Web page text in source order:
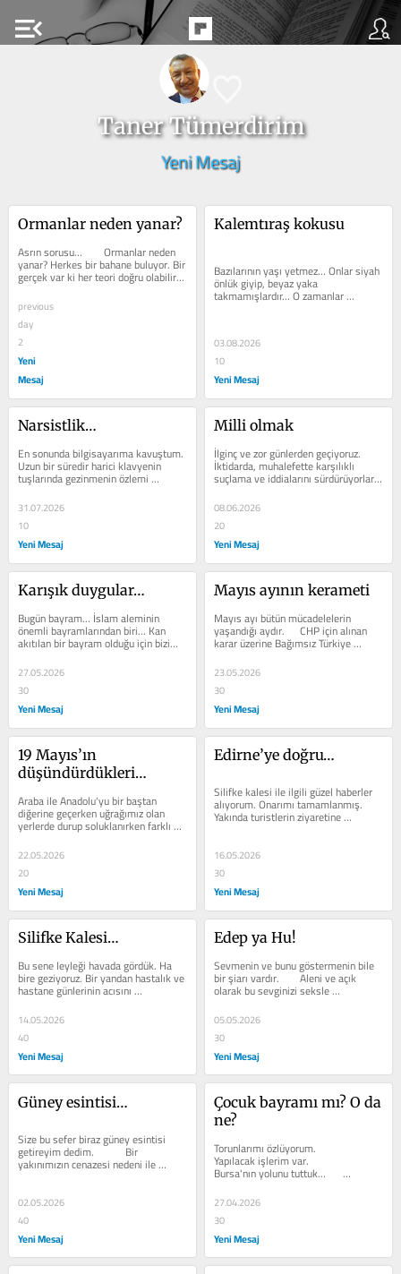
menu_open
Taner Tümerdirim
Yeni Mesaj
Ormanlar neden yanar?
Asrın sorusu…    	Ormanlar neden
yanar? Herkes bir bahane buluyor. Bir
gerçek var ki her teori doğru olabilir.
Ancak evde yemek yaparken...
previous
day
2
Yeni
Mesaj
Kalemtıraş kokusu
Bazılarının yaşı yetmez… Onlar siyah
önlük giyip, beyaz yaka
takmamışlardır… O zamanlar
çocukların da en az büyükler kadar
03.08.2026
10
Yeni Mesaj
Narsistlik…
En sonunda bilgisayarıma kavuştum.
Uzun bir süredir harici klavyenin
tuşlarında gezinmenin özlemi
içindeydim.     	Yazmak öyle bir...
31.07.2026
10
Yeni Mesaj
Milli olmak
İlginç ve zor günlerden geçiyoruz.
İktidarda, muhalefette karşılıklı
suçlama ve iddialarını sürdürüyorlar.
Bir tarafta parti içi...
08.06.2026
20
Yeni Mesaj
Karışık duygular…
Bugün bayram… İslam aleminin
önemli bayramlarından biri… Kan
akıtılan bir bayram olduğu için bizim
ailede "Kanlı Bayram" aman
kendinize...
27.05.2026
30
Yeni Mesaj
Mayıs ayının kerameti
Mayıs ayı bütün mücadelelerin
yaşandığı aydır.    	CHP için alınan
karar üzerine Bağımsız Türkiye
Partisi Genel Başkanı Hüseyin...
23.05.2026
30
Yeni Mesaj
19 Mayıs’ın
düşündürdükleri…
Araba ile Anadolu'yu bir baştan
diğerine geçerken uğrağımız olan
yerlerde durup soluklanırken farklı
duygulara kapılıyoruz. Yurdun eşsiz...
22.05.2026
20
Yeni Mesaj
Edirne’ye doğru…
Silifke kalesi ile ilgili güzel haberler
alıyorum. Onarımı tamamlanmış.
Yakında turistlerin ziyaretine
açılacakmış. Tabii, bu arada...
16.05.2026
30
Yeni Mesaj
Silifke Kalesi…
Bu sene leyleği havada gördük. Ha
bire geziyoruz. Bir yandan hastalık ve
hastane günlerinin acısını
çıkartıyoruz, bir yandan da asli...
14.05.2026
40
Yeni Mesaj
Edep ya Hu!
Sevmenin ve bunu göstermenin bile
bir şiarı vardır.     	Aleni ve açık
olarak bu sevginizi seksle
birleştirerek gösteremezsiniz. Bazı...
05.05.2026
30
Yeni Mesaj
Güney esintisi…
Size bu sefer biraz güney esintisi
getireyim dedim.     	Bir
yakınımızın cenazesi nedeni ile
Mersin ilindeydik.     	Mersin; pek
02.05.2026
40
Yeni Mesaj
Çocuk bayramı mı? O da
ne?
Torunlarımı özlüyorum.
Yapılacak işlerim var.
Bursa'nın yolunu tuttuk…
Ummadığım manzara önüme düştü.
Akşam gün...
27.04.2026
30
Yeni Mesaj